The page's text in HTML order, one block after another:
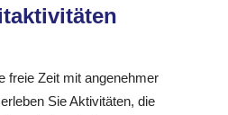
freie Zeit mit angenehmer
Sie Aktivitäten, die